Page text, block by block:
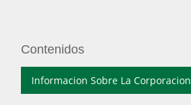
Contenidos
Informacion Sobre La Corporacion